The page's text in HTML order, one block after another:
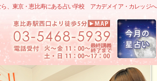
、東京・恵比寿にある占い学校 アカデメイア・カレッジへ